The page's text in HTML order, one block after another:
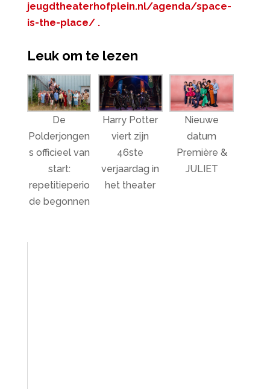
jeugdtheaterhofplein.nl/agenda/space-
is-the-place/ .
Leuk om te lezen
De
Polderjongen
s officieel van
start:
repetitieperio
de begonnen
Harry Potter
viert zijn
46ste
verjaardag in
het theater
Nieuwe
datum
Première &
JULIET